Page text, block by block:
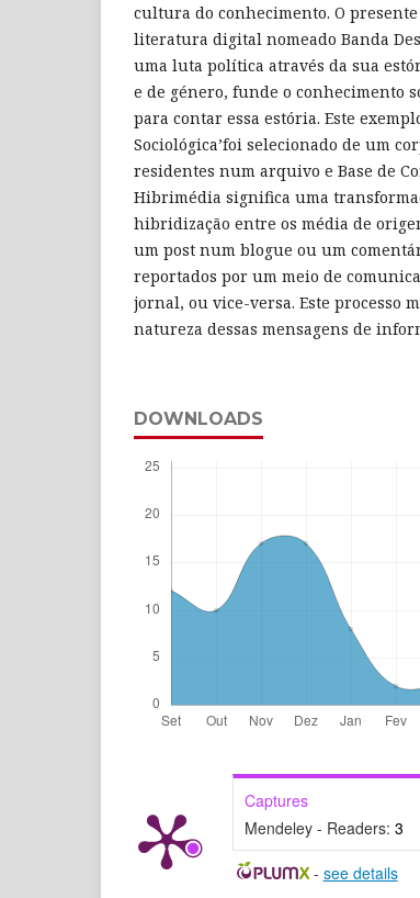
cultura do conhecimento. O
literatura digital nomeado Banda
uma luta política através da sua
e de género, funde o conhecimento
para contar essa estória. Este
Sociológica’foi selecionado de um
residentes num arquivo e Base de
Hibrimédia significa uma
hibridização entre os média de
um post num blogue ou um
reportados por um meio de
jornal, ou vice-versa. Este processo
natureza dessas mensagens de
DOWNLOADS
Captures
Mendeley - Readers: 3
- see details